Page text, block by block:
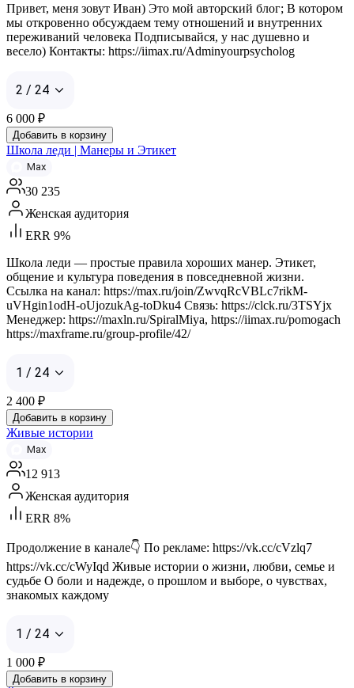
Привет, меня зовут Иван) Это мой авторский блог; В котором
мы откровенно обсуждаем тему отношений и внутренних
переживаний человека Подписывайся, у нас душевно и
весело) Контакты: https://iimax.ru/Adminyourpsycholog
2 / 24
6 000 ₽
Добавить в корзину
Школа леди | Манеры и Этикет
Max
30 235
Женская аудитория
ERR 9%
Школа леди — простые правила хороших манер. Этикет,
общение и культура поведения в повседневной жизни.
Ссылка на канал: https://max.ru/join/ZwvqRcVBLc7rikM-
uVHgin1odH-oUjozukAg-toDku4 Связь: https://clck.ru/3TSYjx
Менеджер: https://maxln.ru/SpiralMiya, https://iimax.ru/pomogach
https://maxframe.ru/group-profile/42/
1 / 24
2 400 ₽
Добавить в корзину
Живые истории
Max
12 913
Женская аудитория
ERR 8%
Продолжение в канале👇 По рекламе: https://vk.cc/cVzlq7
https://vk.cc/cWyIqd Живые истории о жизни, любви, семье и
судьбе О боли и надежде, о прошлом и выборе, о чувствах,
знакомых каждому
1 / 24
1 000 ₽
Добавить в корзину